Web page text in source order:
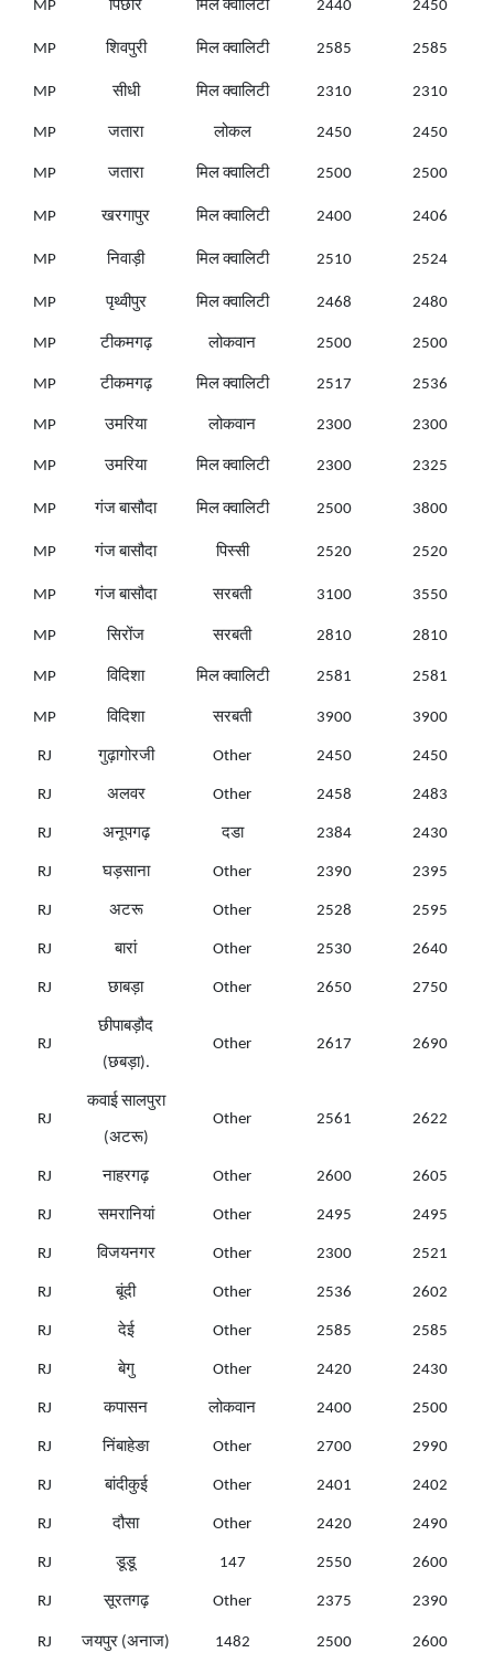
MP पिछौर मिल क्वालिटी 2440 2450
MP शिवपुरी मिल क्वालिटी 2585 2585
MP सीधी मिल क्वालिटी 2310 2310
MP जतारा लोकल 2450 2450
MP जतारा मिल क्वालिटी 2500 2500
MP खरगापुर मिल क्वालिटी 2400 2406
MP निवाड़ी मिल क्वालिटी 2510 2524
MP पृथ्वीपुर मिल क्वालिटी 2468 2480
MP टीकमगढ़ लोकवान 2500 2500
MP टीकमगढ़ मिल क्वालिटी 2517 2536
MP उमरिया लोकवान 2300 2300
MP उमरिया मिल क्वालिटी 2300 2325
MP गंज बासौदा मिल क्वालिटी 2500 3800
MP गंज बासौदा पिस्सी 2520 2520
MP गंज बासौदा सरबती 3100 3550
MP सिरोंज सरबती 2810 2810
MP विदिशा मिल क्वालिटी 2581 2581
MP विदिशा सरबती 3900 3900
RJ गुढ़ागोरजी Other 2450 2450
RJ अलवर Other 2458 2483
RJ अनूपगढ़ दडा 2384 2430
RJ घड़साना Other 2390 2395
RJ अटरू Other 2528 2595
RJ बारां Other 2530 2640
RJ छाबड़ा Other 2650 2750
RJ
छीपाबड़ौद
(छबड़ा).
Other 2617 2690
RJ
कवाई सालपुरा
(अटरू)
Other 2561 2622
RJ नाहरगढ़ Other 2600 2605
RJ समरानियां Other 2495 2495
RJ विजयनगर Other 2300 2521
RJ बूंदी Other 2536 2602
RJ देई Other 2585 2585
RJ बेगु Other 2420 2430
RJ कपासन लोकवान 2400 2500
RJ निंबाहेङा Other 2700 2990
RJ बांदीकुई Other 2401 2402
RJ दौसा Other 2420 2490
RJ डूडू 147 2550 2600
RJ सूरतगढ़ Other 2375 2390
RJ जयपुर (अनाज) 1482 2500 2600